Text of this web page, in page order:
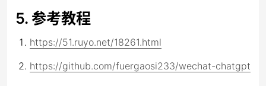
5. 参考教程
https://51.ruyo.net/18261.html
https://github.com/fuergaosi233/wechat-chatgpt